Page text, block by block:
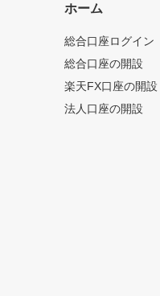
ホーム
総合口座ログイン
総合口座の開設
楽天FX口座の開設
法人口座の開設